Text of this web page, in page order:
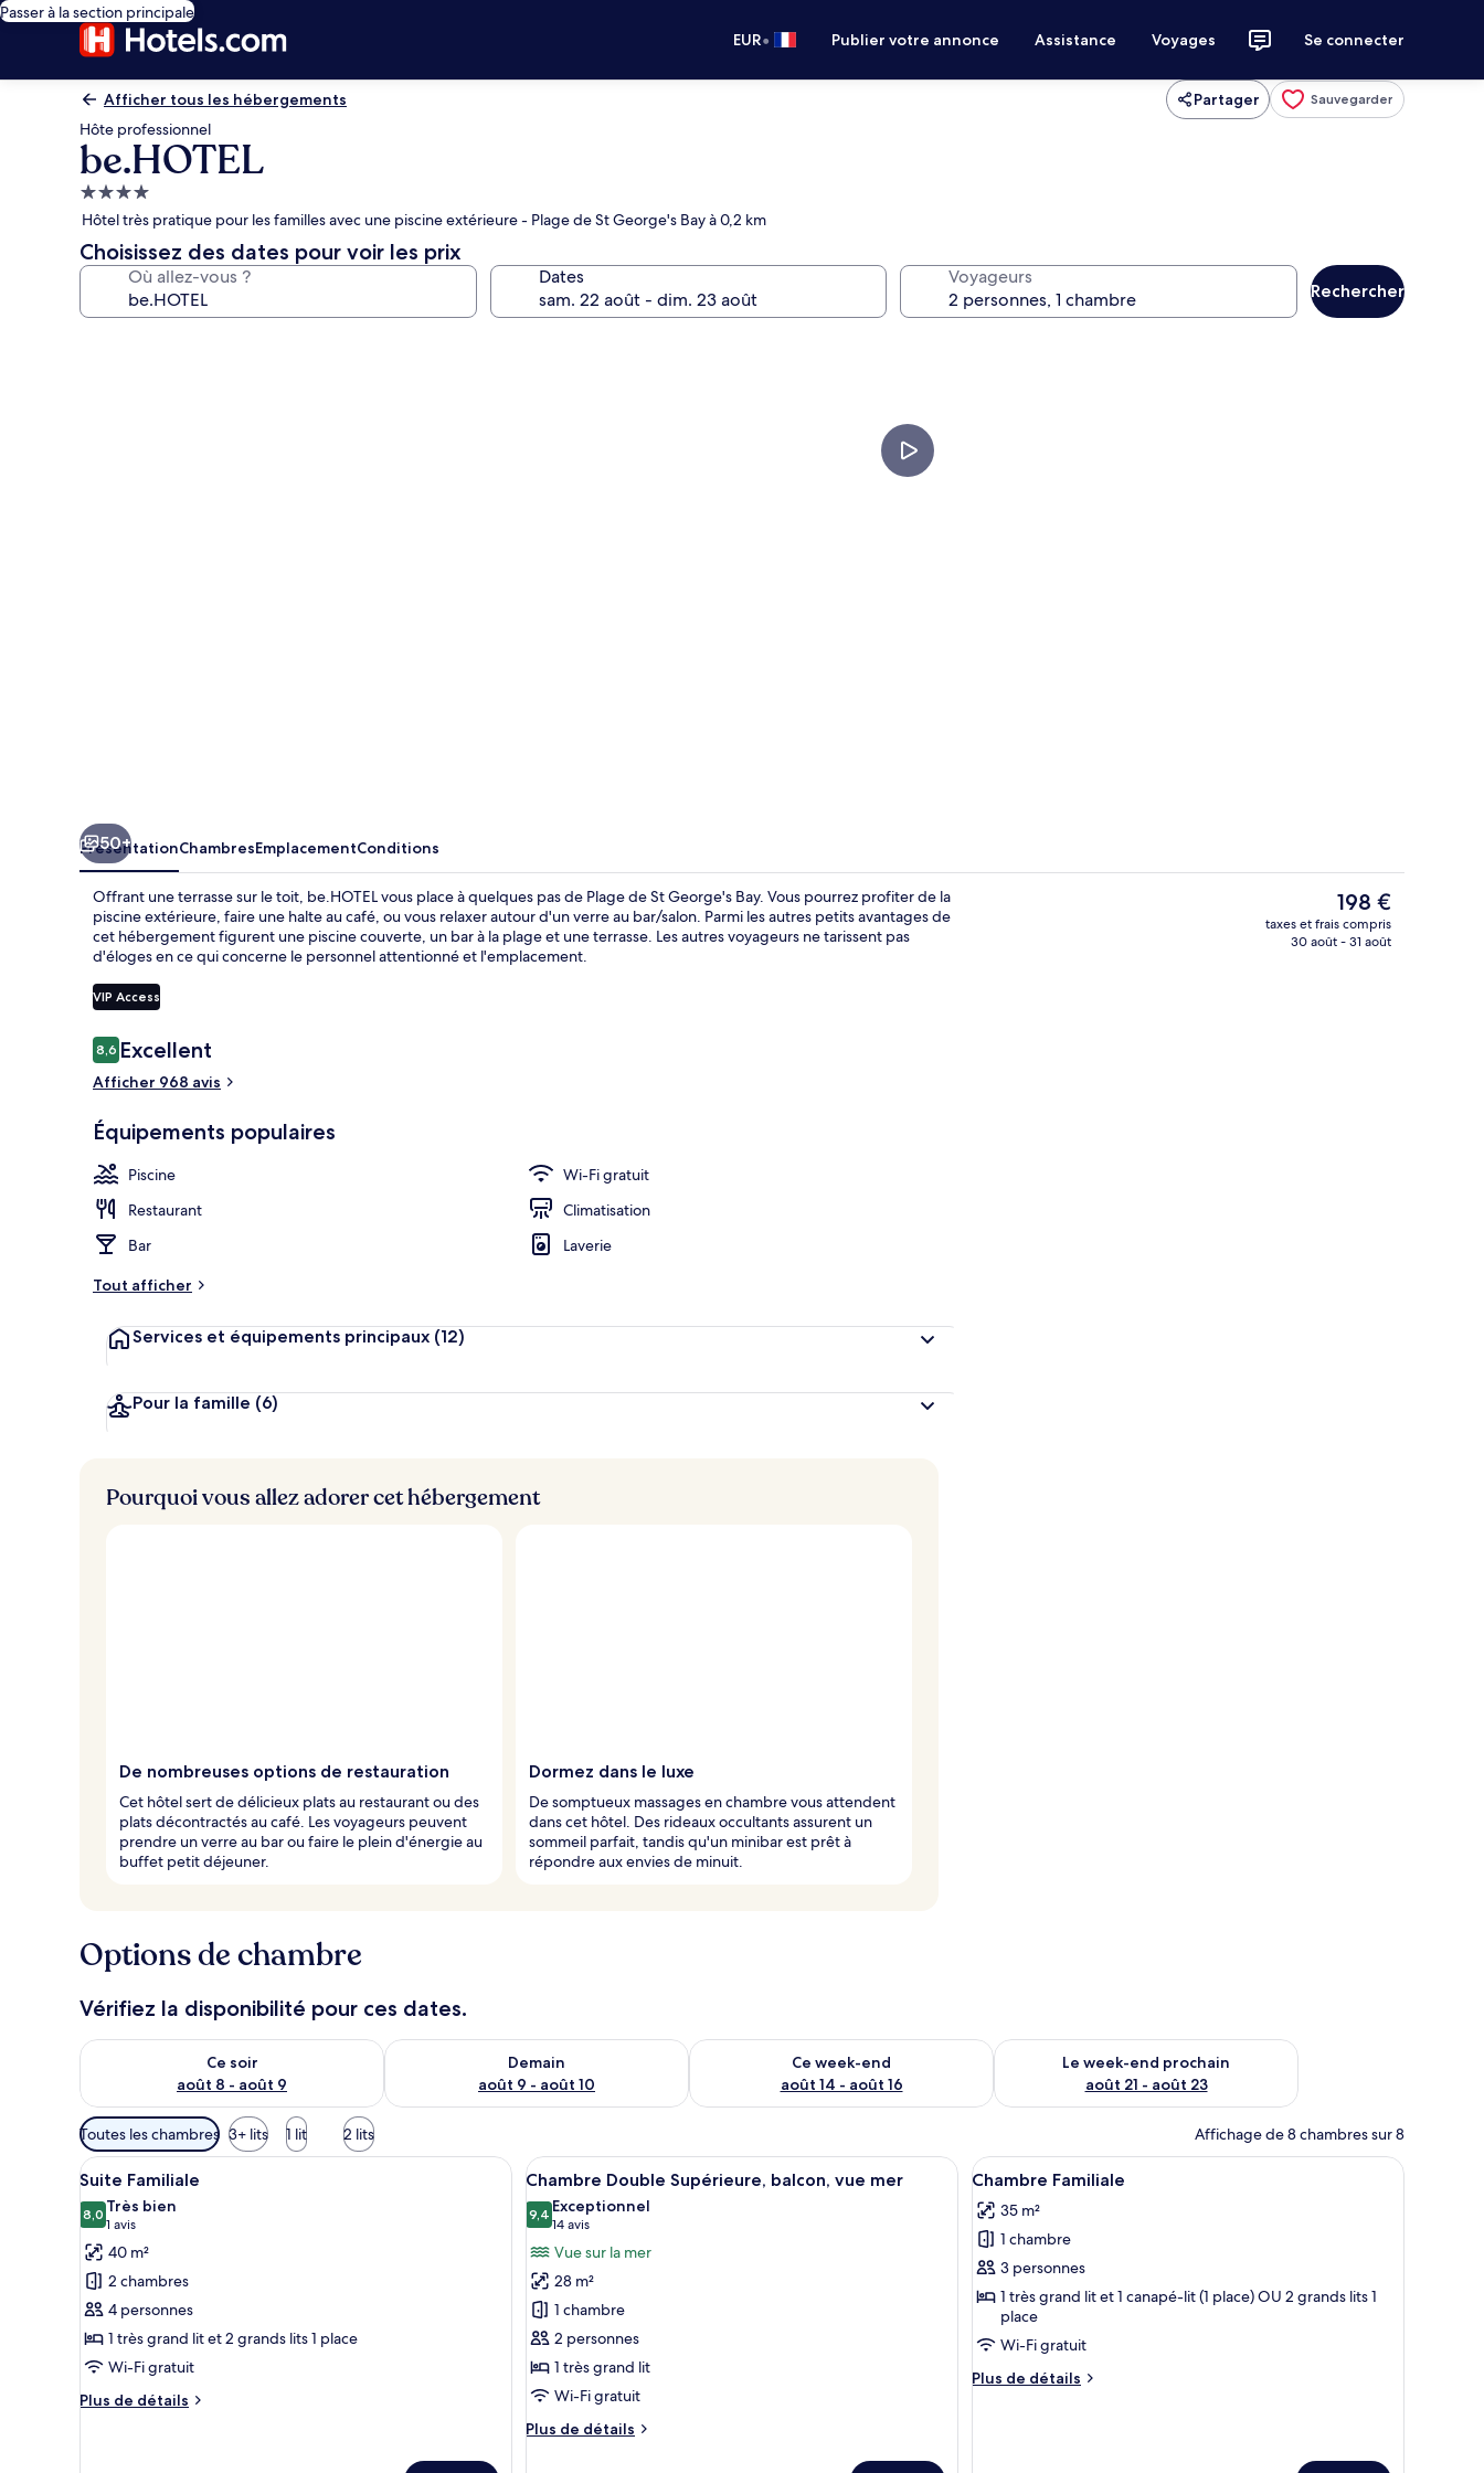
Passer à la section principale
EUR• Publier votre annonce Assistance Voyages Se connecter
Afficher tous les hébergements Partager Sauvegarder
Hôte professionnel
be.HOTEL
Hébergement
4.0 étoiles
Hôtel très pratique pour les familles avec une piscine extérieure - Plage de St George's Bay à 0,2 km
Choisissez des dates pour voir les prix
Où allez-vous ? Dates Voyageurs
Rechercher
50+
PrésentationChambresEmplacementConditions
Offrant une terrasse sur le toit, be.HOTEL vous place à quelques pas de Plage de St George's Bay. Vous pourrez profiter de la
piscine extérieure, faire une halte au café, ou vous relaxer autour d'un verre au bar/salon. Parmi les autres petits avantages de
cet hébergement figurent une piscine couverte, un bar à la plage et une terrasse. Les autres voyageurs ne tarissent pas
d'éloges en ce qui concerne le personnel attentionné et l'emplacement.
VIP Access
Avis
voyageurs
8,68,6 sur 10
Excellent
Afficher 968 avis
Équipements populaires
Piscine
Wi-Fi gratuit
Restaurant
Climatisation
Bar
Laverie
Tout afficher
Services et équipements principaux (12)
Pour la famille (6)
Le
prix
actuel
198 €
taxes et frais compris
30 août - 31 août
Pourquoi vous allez adorer cet hébergement
De nombreuses options de restauration
Cet hôtel sert de délicieux plats au restaurant ou des
plats décontractés au café. Les voyageurs peuvent
prendre un verre au bar ou faire le plein d'énergie au
buffet petit déjeuner.
Dormez dans le luxe
De somptueux massages en chambre vous attendent
dans cet hôtel. Des rideaux occultants assurent un
sommeil parfait, tandis qu'un minibar est prêt à
répondre aux envies de minuit.
Options de chambre
Vérifiez la disponibilité pour ces dates.
Ce soir
août 8 - août 9
Vérifier la disponibilité pour ce soir août 8 - août 9
Demain
août 9 - août 10
Vérifier la disponibilité pour demain août 9 - août 10
Ce week-end
août 14 - août 16
Vérifier la disponibilité pour ce week-end août 14 - août 16
Le week-end prochain
août 21 - août 23
Vérifier la disponibilité pour le week-end prochain août 21 -
Filtres
disponibles
pour
les
chambres
Toutes les chambres 3+ lits 1 lit 2 lits Affichage de 8 chambres sur 8
Afficher
toutes
les
photos
pour
ce
type
de
chambre :
Suite
Une chambre d’hôtel avec deux lits, une armoire et une table de chevet.
4
Suite Familiale
8,08,0 sur 10
Très bien
1 avis
(1 avis)
40 m²
2 chambres
4 personnes
1 très grand lit et 2 grands lits 1 place
Wi-Fi gratuit
Plus de détails
Plus
Afficher
toutes
les
photos
pour
ce
type
de
chambre :
Chambre
Double
Chambre Double Supérieure, balcon, vue mer | Minibar, coffres-forts dans les chambres, bureau
4
Chambre Double Supérieure, balcon, vue mer
9,49,4 sur 10
Exceptionnel
14 avis
(14 avis)
Vue sur la mer
28 m²
1 chambre
2 personnes
1 très grand lit
Wi-Fi gratuit
Plus de détails
Plus
Afficher
toutes
les
photos
pour
ce
type
de
chambre :
Une chambre d’hôtel avec deux lits, une
4
Chambre Familiale
35 m²
1 chambre
3 personnes
1 très grand lit et 1 canapé-lit (1 place) OU 2 grands lits 1
place
Wi-Fi gratuit
Plus de détails
Plus